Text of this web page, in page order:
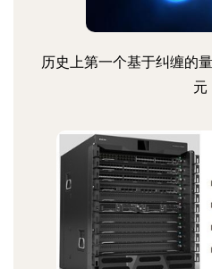
历史上第一个基于纠缠的
元